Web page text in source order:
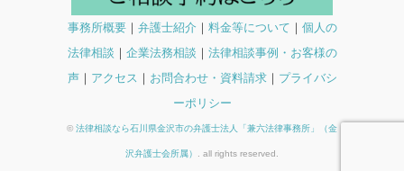
事務所概要｜ 弁護士紹介 ｜ 料金等について ｜ 個人の
法律相談 ｜ 企業法務相談 ｜ 法律相談事例・お客様の
声｜ アクセス ｜ お問合わせ・資料請求｜ プライバシ
ーポリシー
© 法律相談なら石川県金沢市の弁護士法人「兼六法律事務所」（金
沢弁護士会所属） . all rights reserved.